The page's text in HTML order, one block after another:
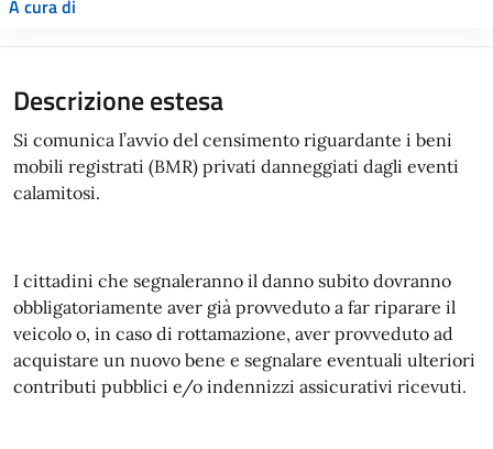
A cura di
Descrizione estesa
Si comunica l’avvio del censimento riguardante i beni
mobili registrati (BMR) privati danneggiati dagli eventi
calamitosi.
I cittadini che segnaleranno il danno subito dovranno
obbligatoriamente aver già provveduto a far riparare il
veicolo o, in caso di rottamazione, aver provveduto ad
acquistare un nuovo bene e segnalare eventuali ulteriori
contributi pubblici e/o indennizzi assicurativi ricevuti.